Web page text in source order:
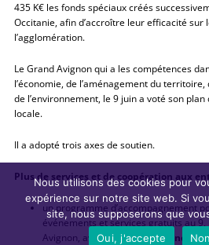
435 K€ les fonds spéciaux créés
Occitanie, afin d’accroître leur efficacité sur
l’agglomération.
Le Grand Avignon qui a les compétences
l’économie, de l’aménagement du
de l’environnement, le 9 juin a voté son plan
locale.
Il a adopté trois axes de soutien.
Plus de services et de coopération aux
un programme d’accompagnement
événements et services gratuits au
Avignon, avec l’appui de laFrench
Nous utilisons des cookies pour
expérience sur notre site web. Si
site, nous supposerons que
Oui, j'accepte